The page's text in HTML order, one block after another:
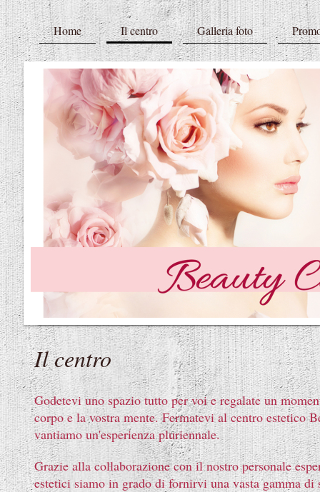
Home Il centro Galleria foto
Il centro
Godetevi uno spazio tutto per voi e regalate un
corpo e la vostra mente. Fermatevi al centro estetico
vantiamo un'esperienza pluriennale.
Grazie alla collaborazione con il nostro personale
estetici siamo in grado di fornirvi una vasta gamma di